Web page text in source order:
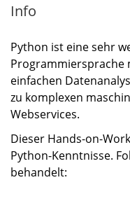
Info
Python ist eine sehr
Programmiersprache
einfachen
zu komplexen
Webservices.
Dieser Hands-on-
Python-Kenntnisse.
behandelt: